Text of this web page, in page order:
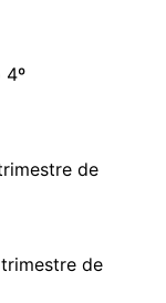
4º
de
de